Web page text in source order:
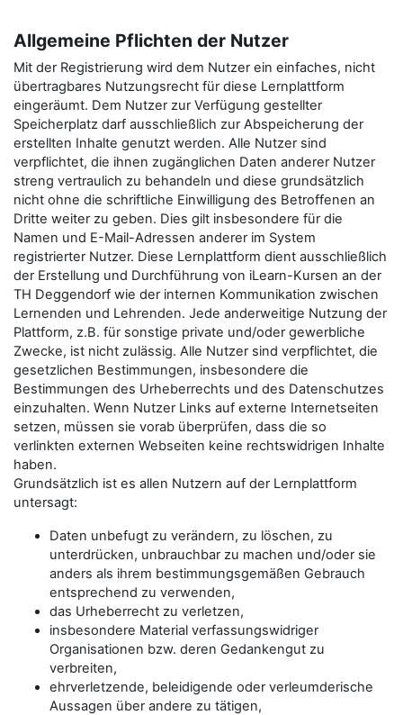
Allgemeine Pflichten der Nutzer
Mit der Registrierung wird dem Nutzer ein einfaches, nicht
übertragbares Nutzungsrecht für diese Lernplattform
eingeräumt. Dem Nutzer zur Verfügung gestellter
Speicherplatz darf ausschließlich zur Abspeicherung der
erstellten Inhalte genutzt werden. Alle Nutzer sind
verpflichtet, die ihnen zugänglichen Daten anderer Nutzer
streng vertraulich zu behandeln und diese grundsätzlich
nicht ohne die schriftliche Einwilligung des Betroffenen an
Dritte weiter zu geben. Dies gilt insbesondere für die
Namen und E-Mail-Adressen anderer im System
registrierter Nutzer. Diese Lernplattform dient ausschließlich
der Erstellung und Durchführung von iLearn-Kursen an der
TH Deggendorf wie der internen Kommunikation zwischen
Lernenden und Lehrenden. Jede anderweitige Nutzung der
Plattform, z.B. für sonstige private und/oder gewerbliche
Zwecke, ist nicht zulässig. Alle Nutzer sind verpflichtet, die
gesetzlichen Bestimmungen, insbesondere die
Bestimmungen des Urheberrechts und des Datenschutzes
einzuhalten. Wenn Nutzer Links auf externe Internetseiten
setzen, müssen sie vorab überprüfen, dass die so
verlinkten externen Webseiten keine rechtswidrigen Inhalte
haben.
Grundsätzlich ist es allen Nutzern auf der Lernplattform
untersagt:
Daten unbefugt zu verändern, zu löschen, zu
unterdrücken, unbrauchbar zu machen und/oder sie
anders als ihrem bestimmungsgemäßen Gebrauch
entsprechend zu verwenden,
das Urheberrecht zu verletzen,
insbesondere Material verfassungswidriger
Organisationen bzw. deren Gedankengut zu
verbreiten,
ehrverletzende, beleidigende oder verleumderische
Aussagen über andere zu tätigen,